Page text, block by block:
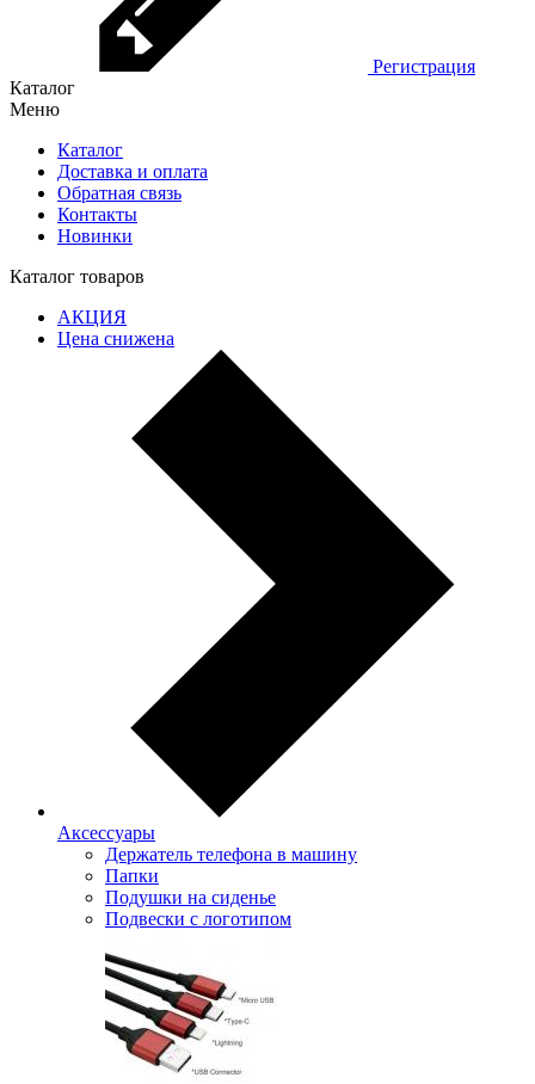
Регистрация
Каталог
Меню
Каталог
Доставка и оплата
Обратная связь
Контакты
Новинки
Каталог товаров
АКЦИЯ
Цена снижена
Аксессуары
Держатель телефона в машину
Папки
Подушки на сиденье
Подвески с логотипом